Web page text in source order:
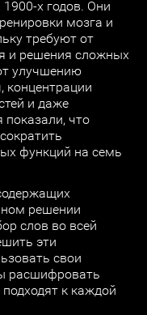
1900-х годов. Они
мозга и
требуют от
и решения сложных
улучшению
концентрации
и даже
что
функций на семь
решении
слов во всей
эти
свои
расшифровать
подходят к каждой